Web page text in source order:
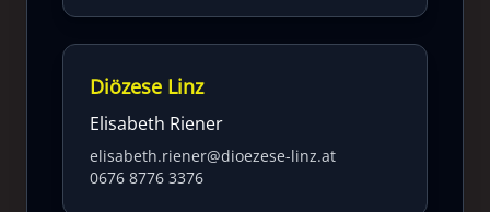
Diözese Linz
Elisabeth Riener
elisabeth.riener@dioezese-linz.at
0676 8776 3376